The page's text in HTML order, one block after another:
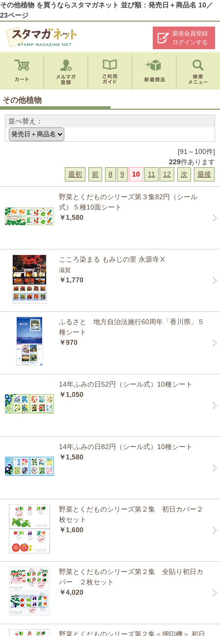
その他植物 を買うならスタマガネット 並び順：発売日＋商品名 10／
23ページ
新規会員登録
ログインする
その他植物
並べ替え：
[91～100件]
229件あります
最初
前 8 9 10 11 12 次 最後
野菜とくだものシリーズ第３集82円（シール
式）５種10面シート
￥1,580
こころ染まる もみじの里 永源寺Ⅹ
滋賀
￥1,770
ふるさと 地方自治法施行60周年「香川県」５
種シート
￥970
14年ふみの日52円（シール式）10種シート
￥1,050
14年ふみの日82円（シール式）10種シート
￥1,580
野菜とくだものシリーズ第２集 初日カバー２
枚セット
￥1,600
野菜とくだものシリーズ第２集 全貼り初日カ
バー ２枚セット
￥4,020
野菜とくだものシリーズ第２集＜押印機＞ 初日